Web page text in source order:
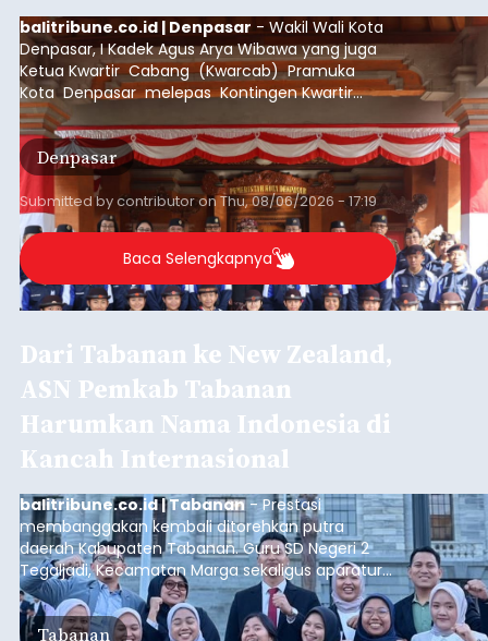
balitribune.co.id | Denpasar- Wakil Wali Kota
Denpasar, I Kadek Agus Arya Wibawa yang juga
Ketua Kwartir Cabang (Kwarcab) Pramuka
Kota Denpasar melepas Kontingen Kwartir
Cabang Gerakan Pramuka Denpasar yang akan
mengikuti Jambore Nasional Pramuka ke-12
Tahun 2026 di Bumi Perkemahan Cibubur,
Jakarta Timur.
Denpasar
Submitted bycontributoronThu, 08/06/2026 - 17:19
Baca Selengkapnya
Dari Tabanan ke New Zealand,
ASN Pemkab Tabanan
Harumkan Nama Indonesia di
Kancah Internasional
balitribune.co.id | Tabanan- Prestasi
membanggakan kembali ditorehkan putra
daerah Kabupaten Tabanan. Guru SD Negeri 2
Tegaljadi, Kecamatan Marga sekaligus aparatur
sipil negara (ASN) Pemerintah Kabupaten
Tabanan, I Ketut Darjika Astu (31), berhasil lolos
dalam program beasiswa bergengsi New Zealand
Tabanan